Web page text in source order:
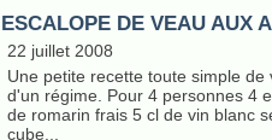
ESCALOPE DE VEAU AUX
22 juillet 2008
Une petite recette toute simple
d'un régime. Pour 4 personnes 4
de romarin frais 5 cl de vin blanc
cube...